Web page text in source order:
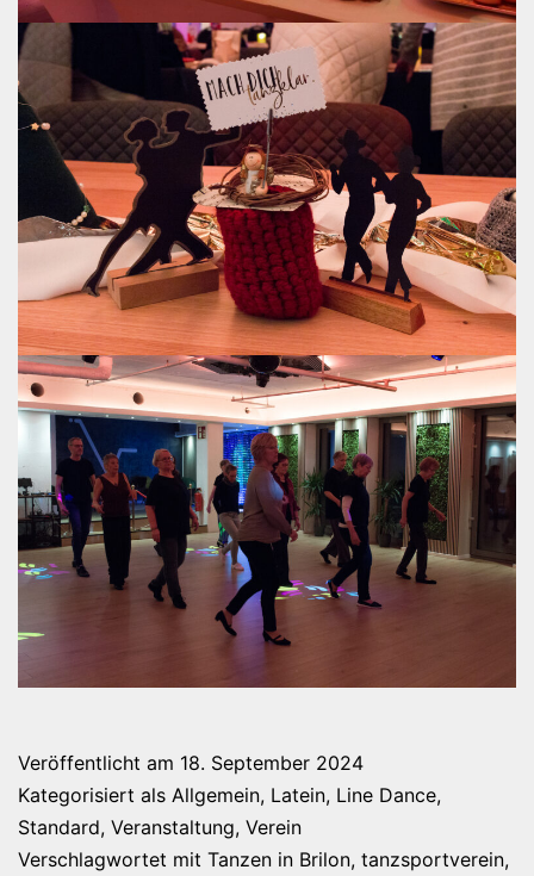
Veröffentlicht am 18. September 2024
Kategorisiert als Allgemein, Latein, Line Dance,
Standard, Veranstaltung, Verein
Verschlagwortet mit Tanzen in Brilon, tanzsportverein,